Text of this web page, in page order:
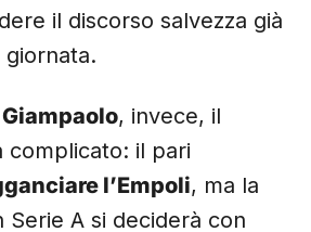
il discorso salvezza già
giornata.
Giampaolo, invece, il
complicato: il pari
l’Empoli, ma la
Serie A si deciderà con